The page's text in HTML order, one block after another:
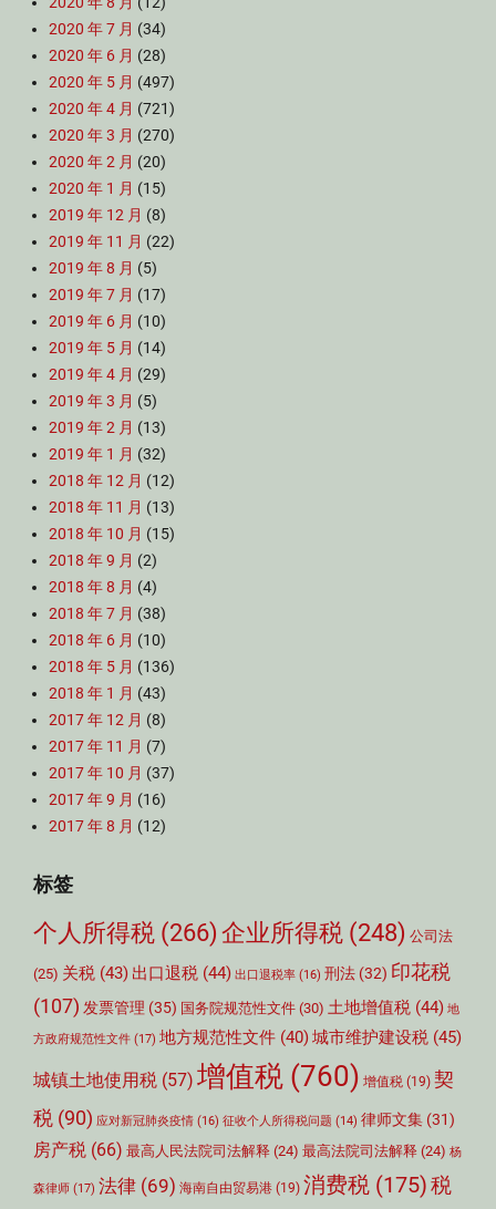
2020 年 7 月 (34)
2020 年 6 月 (28)
2020 年 5 月 (497)
2020 年 4 月 (721)
2020 年 3 月 (270)
2020 年 2 月 (20)
2020 年 1 月 (15)
2019 年 12 月 (8)
2019 年 11 月 (22)
2019 年 8 月 (5)
2019 年 7 月 (17)
2019 年 6 月 (10)
2019 年 5 月 (14)
2019 年 4 月 (29)
2019 年 3 月 (5)
2019 年 2 月 (13)
2019 年 1 月 (32)
2018 年 12 月 (12)
2018 年 11 月 (13)
2018 年 10 月 (15)
2018 年 9 月 (2)
2018 年 8 月 (4)
2018 年 7 月 (38)
2018 年 6 月 (10)
2018 年 5 月 (136)
2018 年 1 月 (43)
2017 年 12 月 (8)
2017 年 11 月 (7)
2017 年 10 月 (37)
2017 年 9 月 (16)
2017 年 8 月 (12)
标签
个人所得税 (266) 企业所得税 (248) 公司法
(25) 关税 (43) 出口退税 (44) 出口退税率 (16) 刑法 (32) 印花税
(107) 发票管理 (35) 国务院规范性文件 (30) 土地增值税 (44) 地
方政府规范性文件 (17) 地方规范性文件 (40)城市维护建设税 (45)
城镇土地使用税 (57) 增值税 (760) 增值税 (19) 契
税 (90) 应对新冠肺炎疫情 (16) 征收个人所得税问题 (14) 律师文集 (31)
房产税 (66) 最高人民法院司法解释 (24) 最高法院司法解释 (24) 杨
森律师 (17) 法律 (69) 海南自由贸易港 (19) 消费税 (175)税